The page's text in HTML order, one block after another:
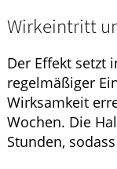
Wirkeintritt
Der Effekt setzt
regelmäßiger
Wirksamkeit
Wochen. Die
Stunden,